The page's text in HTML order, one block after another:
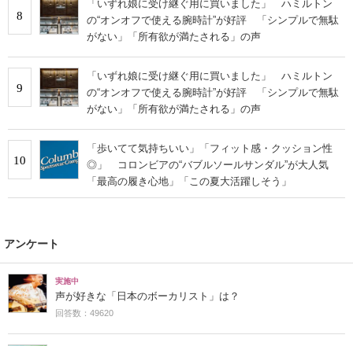
8
「いずれ娘に受け継ぐ用に買いました」 ハミルトン
の“オンオフで使える腕時計”が好評 「シンプルで無駄
がない」「所有欲が満たされる」の声
9
「いずれ娘に受け継ぐ用に買いました」 ハミルトン
の“オンオフで使える腕時計”が好評 「シンプルで無駄
がない」「所有欲が満たされる」の声
10
「歩いてて気持ちいい」「フィット感・クッション性
◎」 コロンビアの“バブルソールサンダル”が大人気
「最高の履き心地」「この夏大活躍しそう」
アンケート
実施中
声が好きな「日本のボーカリスト」は？
回答数：49620